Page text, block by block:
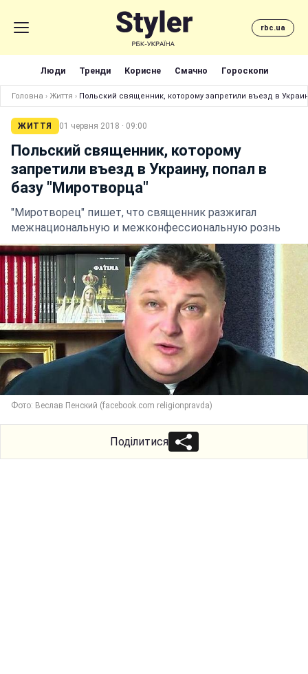
rbc.ua
Люди Тренди Корисне Смачно Гороскопи
Головна › Життя › Польский священник, которому запретили въезд в
ЖИТТЯ 01 червня 2018 · 09:00
Польский священник, которому
запретили въезд в Украину, попал в
базу "Миротворца"
"Миротворец" пишет, что священник разжигал
межнациональную и межконфессиональную рознь
Фото: Веслав Пенский (facebook.com religionpravda)
Поділитися